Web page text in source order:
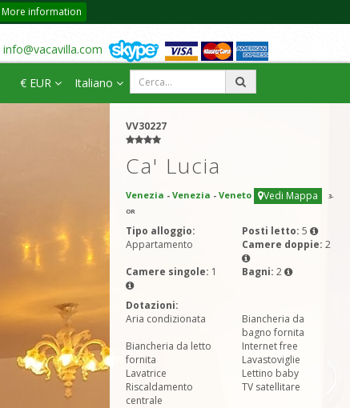
More information
info@vacavilla.com
€ EUR Italiano
VV30227
Ca' Lucia
Venezia - Venezia - Veneto Vedi Mappa 3-
OR
Tipo alloggio:
Appartamento
Posti letto: 5
Camere doppie: 2
Camere singole: 1 Bagni: 2
Dotazioni:
Aria condizionata
Biancheria da
bagno fornita
Biancheria da letto
fornita
Internet free
Lavastoviglie
Lavatrice
Lettino baby
Riscaldamento
centrale
TV satellitare